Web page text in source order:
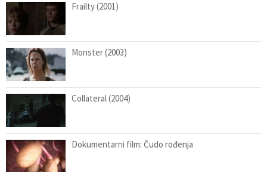
Frailty (2001)
Monster (2003)
Collateral (2004)
Dokumentarni film: Čudo rođenja